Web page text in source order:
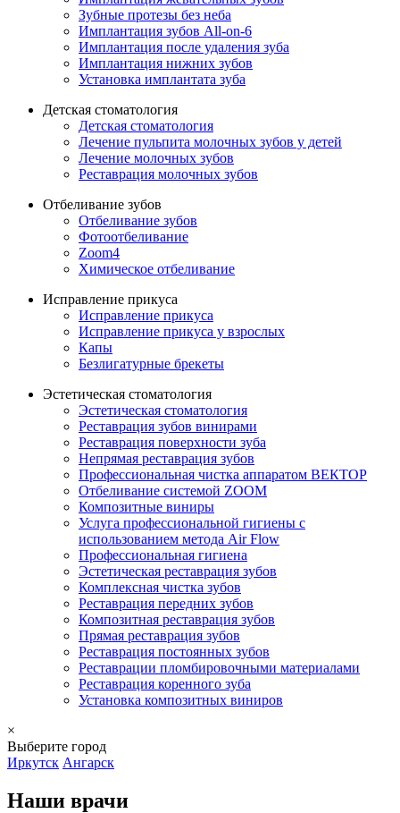
Зубные протезы без неба
Имплантация зубов All-on-6
Имплантация после удаления зуба
Имплантация нижних зубов
Установка имплантата зуба
Детская стоматология
Детская стоматология
Лечение пульпита молочных зубов у детей
Лечение молочных зубов
Реставрация молочных зубов
Отбеливание зубов
Отбеливание зубов
Фотоотбеливание
Zoom4
Химическое отбеливание
Исправление прикуса
Исправление прикуса
Исправление прикуса у взрослых
Капы
Безлигатурные брекеты
Эстетическая стоматология
Эстетическая стоматология
Реставрация зубов винирами
Реставрация поверхности зуба
Непрямая реставрация зубов
Профессиональная чистка аппаратом ВЕКТОР
Отбеливание системой ZOOM
Композитные виниры
Услуга профессиональной гигиены с
использованием метода Air Flow
Профессиональная гигиена
Эстетическая реставрация зубов
Комплексная чистка зубов
Реставрация передних зубов
Композитная реставрация зубов
Прямая реставрация зубов
Реставрация постоянных зубов
Реставрации пломбировочными материалами
Реставрация коренного зуба
Установка композитных виниров
×
Выберите город
Иркутск Ангарск
Наши врачи